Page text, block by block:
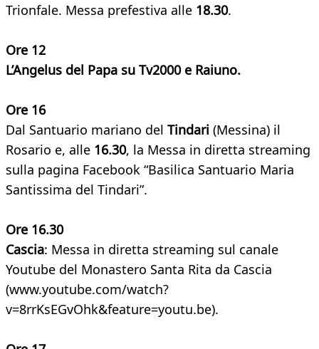
Trionfale. Messa prefestiva alle 18.30.
Ore 12
L’Angelus del Papa su Tv2000 e Raiuno.
Ore 16
Dal Santuario mariano del Tindari (Messina) il
Rosario e, alle 16.30, la Messa in diretta streaming
sulla pagina Facebook “Basilica Santuario Maria
Santissima del Tindari”.
Ore 16.30
Cascia: Messa in diretta streaming sul canale
Youtube del Monastero Santa Rita da Cascia
(www.youtube.com/watch?
v=8rrKsEGvOhk&feature=youtu.be).